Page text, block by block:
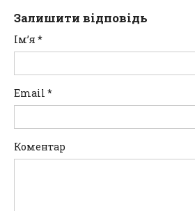
Залишити відповідь
Ім’я *
Email *
Коментар